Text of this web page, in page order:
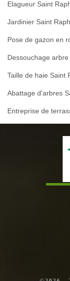
Elagueur Saint
Jardinier Saint
Pose de gazon en
Dessouchage
Taille de haie Saint
Abattage d'arbres
Entreprise de